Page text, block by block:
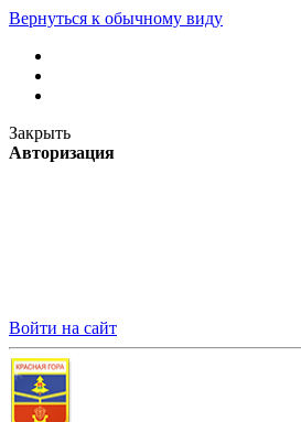
Вернуться к обычному виду
Закрыть
Авторизация
Войти на сайт